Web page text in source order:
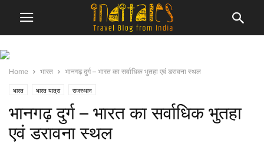
Home भारत भानगढ़ दुर्ग – भारत का सर्वाधिक भुतहा एवं डरावना स्थल
भारत भारत यात्रा राजस्थान
भानगढ़ दुर्ग – भारत का सर्वाधिक भुतहा
एवं डरावना स्थल